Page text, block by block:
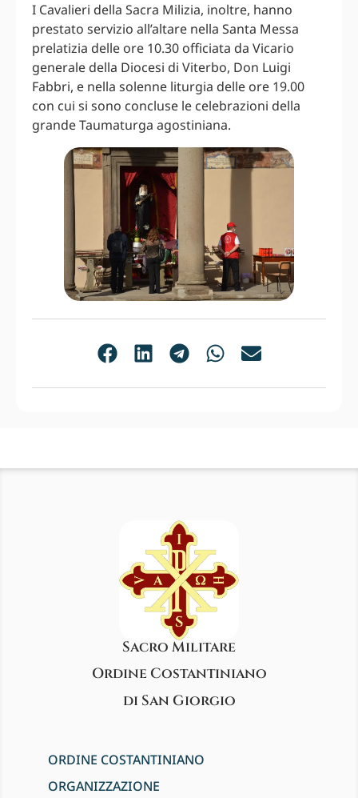
I Cavalieri della Sacra Milizia, inoltre, hanno
prestato servizio all’altare nella Santa Messa
prelatizia delle ore 10.30 officiata da Vicario
generale della Diocesi di Viterbo, Don Luigi
Fabbri, e nella solenne liturgia delle ore 19.00
con cui si sono concluse le celebrazioni della
grande Taumaturga agostiniana.
Sacro Militare
Ordine Costantiniano
di San Giorgio
ORDINE COSTANTINIANO
ORGANIZZAZIONE